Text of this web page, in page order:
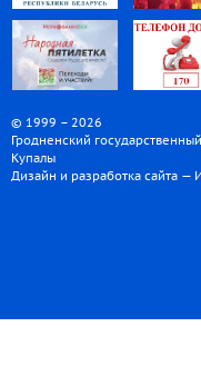
© 1999 – 2026
Гродненский
Купалы
Дизайн и разработка сайта —